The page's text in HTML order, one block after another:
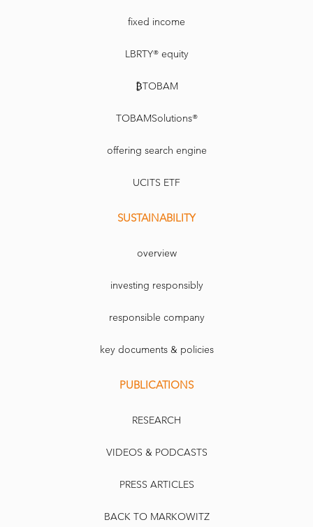
fixed income
LBRTY® equity
₿TOBAM
TOBAMSolutions®
offering search engine
UCITS ETF
SUSTAINABILITY
overview
investing responsibly
responsible company
key documents & policies
PUBLICATIONS
RESEARCH
VIDEOS & PODCASTS
PRESS ARTICLES
BACK TO MARKOWITZ